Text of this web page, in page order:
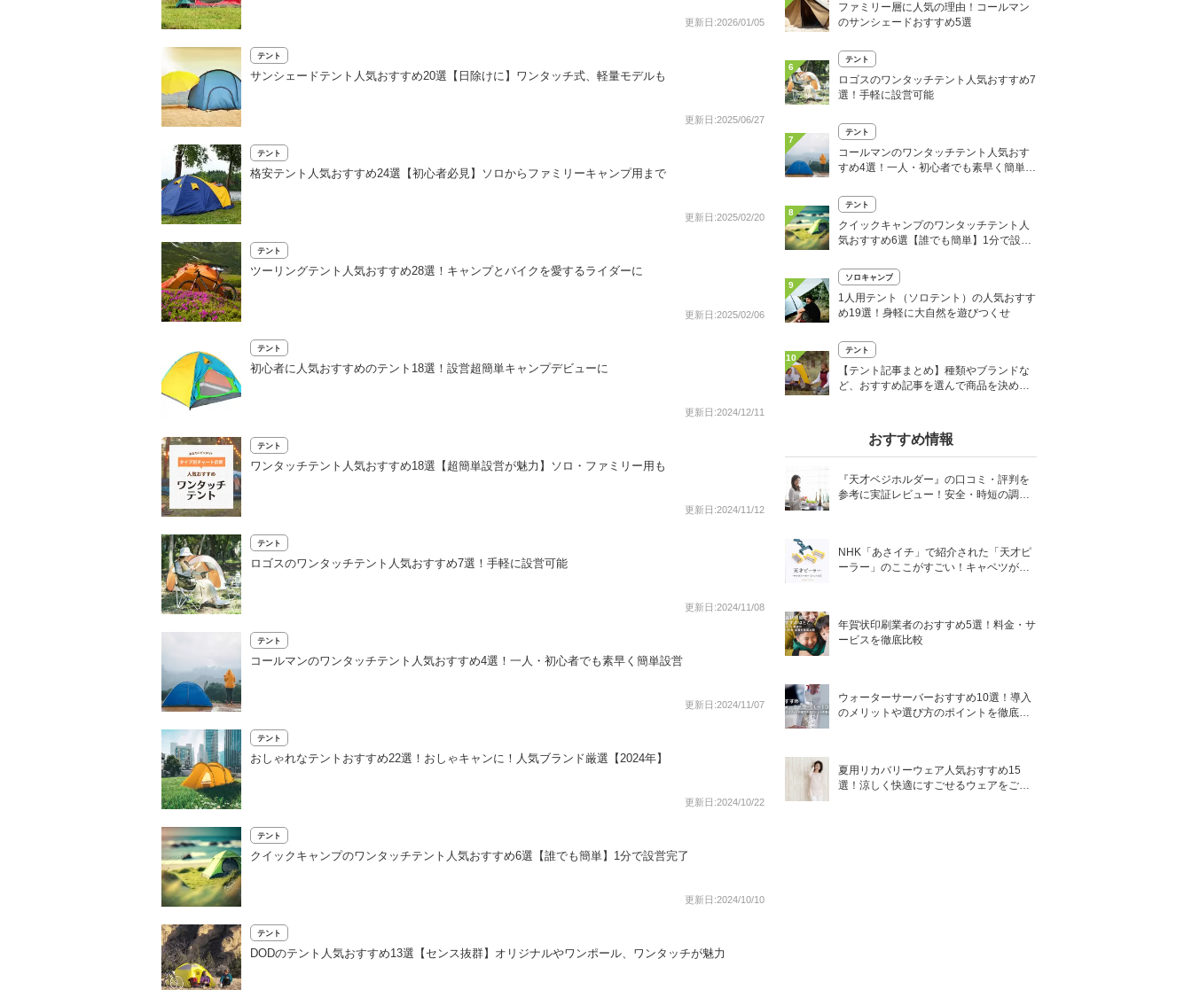
更新日:2026/01/05
テント
サンシェードテント人気おすすめ20選【日除けに】ワンタッチ式、軽量モデルも
更新日:2025/06/27
テント
格安テント人気おすすめ24選【初心者必見】ソロからファミリーキャンプ用まで
更新日:2025/02/20
テント
ツーリングテント人気おすすめ28選！キャンプとバイクを愛するライダーに
更新日:2025/02/06
テント
初心者に人気おすすめのテント18選！設営超簡単キャンプデビューに
更新日:2024/12/11
テント
ワンタッチテント人気おすすめ18選【超簡単設営が魅力】ソロ・ファミリー用も
更新日:2024/11/12
テント
ロゴスのワンタッチテント人気おすすめ7選！手軽に設営可能
更新日:2024/11/08
テント
コールマンのワンタッチテント人気おすすめ4選！一人・初心者でも素早く簡単設営
更新日:2024/11/07
テント
おしゃれなテントおすすめ22選！おしゃキャンに！人気ブランド厳選【2024年】
更新日:2024/10/22
テント
クイックキャンプのワンタッチテント人気おすすめ6選【誰でも簡単】1分で設営完了
更新日:2024/10/10
テント
DODのテント人気おすすめ13選【センス抜群】オリジナルやワンポール、ワンタッチが魅力
ファミリー層に人気の理由！コールマン
のサンシェードおすすめ5選
6
テント
ロゴスのワンタッチテント人気おすすめ7
選！手軽に設営可能
7
テント
コールマンのワンタッチテント人気おす
すめ4選！一人・初心者でも素早く簡単設
8
テント
クイックキャンプのワンタッチテント人
気おすすめ6選【誰でも簡単】1分で設営
9
ソロキャンプ
1人用テント（ソロテント）の人気おすす
め19選！身軽に大自然を遊びつくせ
10
テント
【テント記事まとめ】種類やブランドな
ど、おすすめ記事を選んで商品を決めよ
おすすめ情報
『天才ベジホルダー』の口コミ・評判を
参考に実証レビュー！安全・時短の調理
NHK「あさイチ」で紹介された「天才ピ
ーラー」のここがすごい！キャベツがほ
年賀状印刷業者のおすすめ5選！料金・サ
ービスを徹底比較
ウォーターサーバーおすすめ10選！導入
のメリットや選び方のポイントを徹底解
夏用リカバリーウェア人気おすすめ15
選！涼しく快適にすごせるウェアをご紹